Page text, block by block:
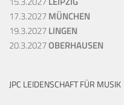
17.3.2027MÜNCHEN
19.3.2027LINGEN
20.3.2027OBERHAUSEN
JPC LEIDENSCHAFT FÜR MUSIK